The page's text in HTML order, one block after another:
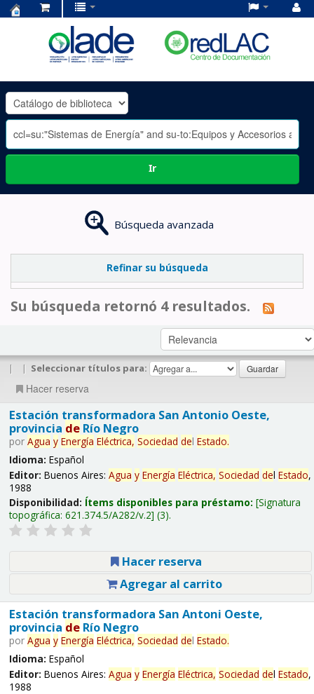
OLADE
-
Ir
Búsqueda avanzada
Refinar su búsqueda
Su búsqueda retornó 4 resultados.
| | Seleccionar títulos para:
Hacer reserva
Estación transformadora San Antonio Oeste,
provincia deRío Negro
por Agua y Energía Eléctrica, Sociedad del Estado.
Idioma: Español
Editor: Buenos Aires: Agua y Energía Eléctrica, Sociedad del Estado,
1988
Disponibilidad: Ítems disponibles para préstamo: Signatura
topográfica: 621.374.5/A282/v.2 (3).
Hacer reserva
Agregar al carrito
Estación transformadora San Antoni Oeste,
provincia deRío Negro
por Agua y Energía Eléctrica, Sociedad del Estado.
Idioma: Español
Editor: Buenos Aires: Agua y Energía Eléctrica, Sociedad del Estado,
1988